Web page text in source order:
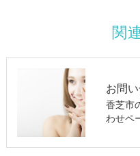
関
お問
香芝市
わせペ